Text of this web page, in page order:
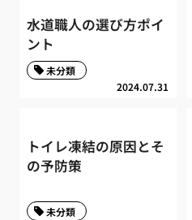
水道職人の選び方ポイ
ント
2024.07.31
未分類
トイレ凍結の原因とそ
の予防策
未分類